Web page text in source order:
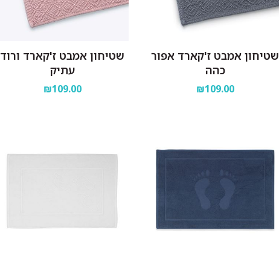
שטיחון אמבט ז'קארד אפור
כהה
₪109.00
שטיחון אמבט ז'קארד ורוד
עתיק
₪109.00